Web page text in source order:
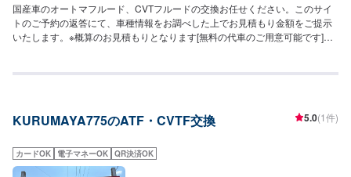
国産車のオートマフルード、CVTフルードの交換お任せください。このサイ
トのご予約の返答にて、車種情報をお調べした上でお見積もり金額をご提示
いたします。※概算のお見積もりとなります[無料の代車のご用意可能です]修
KURUMAYA775のATF・CVTF交換 5.0(1件)
カードOK 電子マネーOK QR決済OK